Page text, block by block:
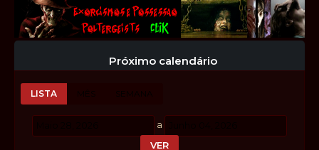
Próximo calendário
LISTA MÊS SEMANA
a